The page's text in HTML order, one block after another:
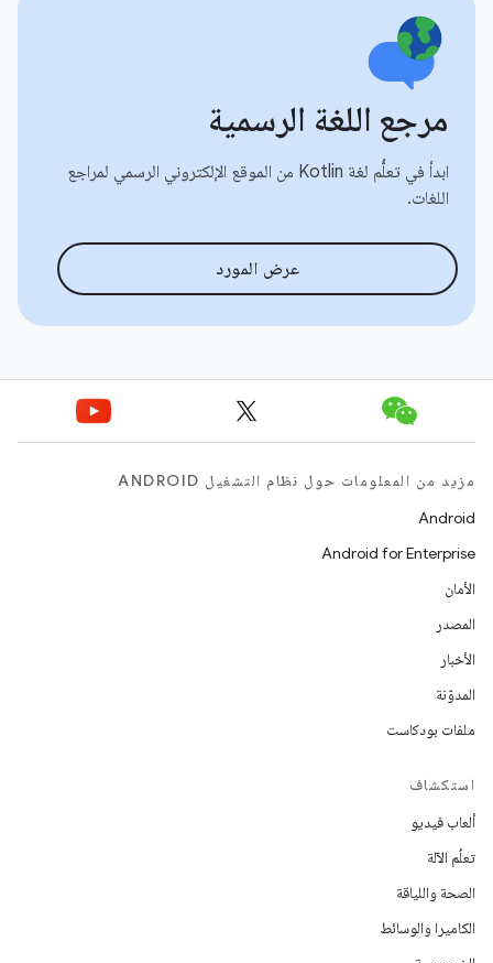
مرجع اللغة الرسمية
ابدأ في تعلُّم لغة Kotlin من الموقع الإلكتروني الرسمي لمراجع
اللغات.
عرض المورد
مزيد من المعلومات حول نظام التشغيل ANDROID
Android
Android for Enterprise
الأمان
المصدر
الأخبار
المدوّنة
ملفات بودكاست
استكشاف
ألعاب فيديو
تعلُم الآلة
الصحة واللياقة
الكاميرا والوسائط